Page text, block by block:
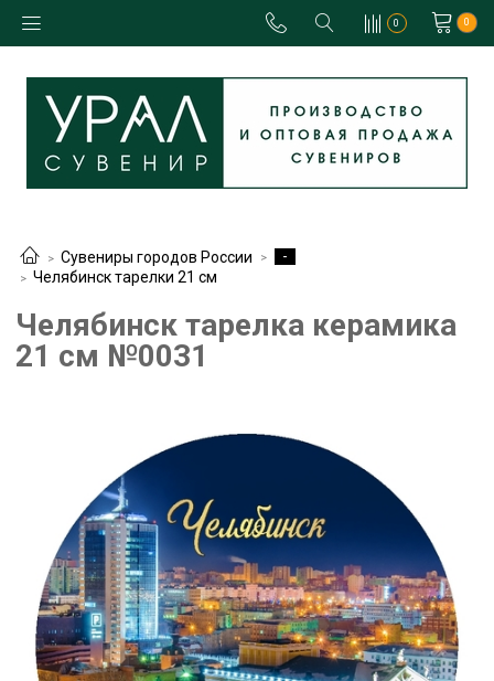
0 0
Сувениры городов России
-
Челябинск тарелки 21 см
Челябинск тарелка керамика
21 см №0031